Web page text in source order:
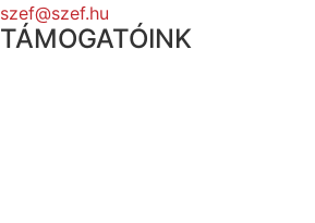
szef@szef.hu
TÁMOGATÓINK